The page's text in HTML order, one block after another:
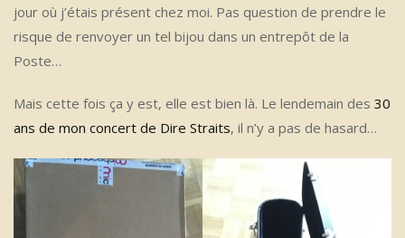
jour où j’étais présent chez moi. Pas question de prendre le
risque de renvoyer un tel bijou dans un entrepôt de la
Poste…
Mais cette fois ça y est, elle est bien là. Le lendemain des 30
ans de mon concert de Dire Straits, il n’y a pas de hasard…